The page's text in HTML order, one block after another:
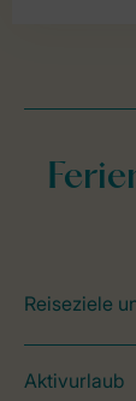
Reiseziele
Aktivurlaub